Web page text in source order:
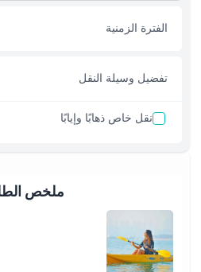
الفترة الزمنية
تفضيل وسيلة النقل
نقل خاص ذهابًا وإيابًا
ملخص